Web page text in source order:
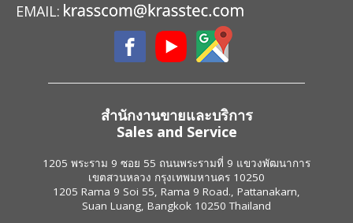
EMAIL:
สำนักงานขายและบริการ
Sales and Service
1205 พระราม 9 ซอย 55 ถนนพระรามที่ 9 แขวงพัฒนาการ
เขตสวนหลวง กรุงเทพมหานคร 10250
1205 Rama 9 Soi 55, Rama 9 Road., Pattanakarn,
Suan Luang, Bangkok 10250 Thailand